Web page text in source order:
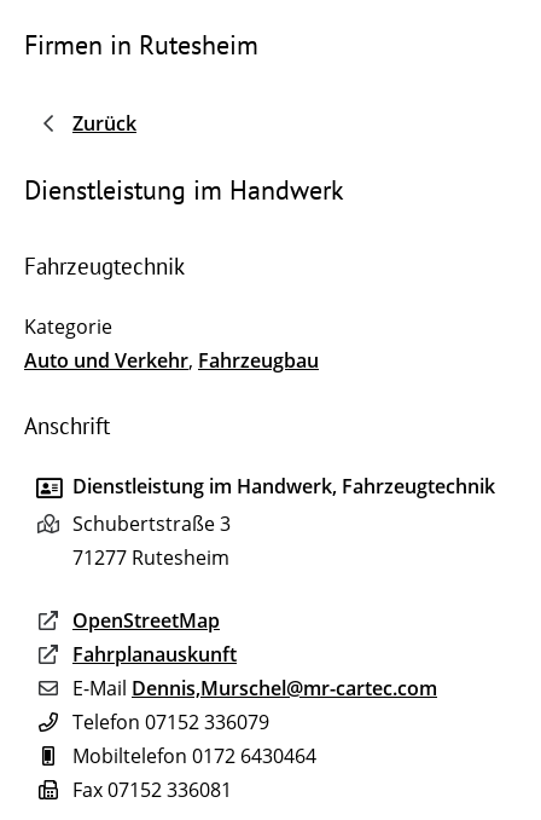
Firmen in Rutesheim
Zurück
Dienstleistung im Handwerk
Fahrzeugtechnik
Auto und Verkehr, Fahrzeugbau
Anschrift
Dienstleistung im Handwerk, Fahrzeugtechnik
Schubertstraße 3
71277 Rutesheim
OpenStreetMap
Fahrplanauskunft
E-Mail Dennis,Murschel@mr-cartec.com
Telefon 07152 336079
Mobiltelefon 0172 6430464
Fax07152 336081